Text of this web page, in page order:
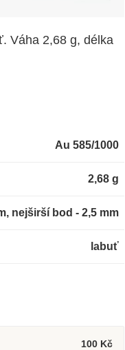
Váha 2,68 g, délka
Au 585/1000
2,68 g
nejširší bod - 2,5 mm
labuť
100 Kč